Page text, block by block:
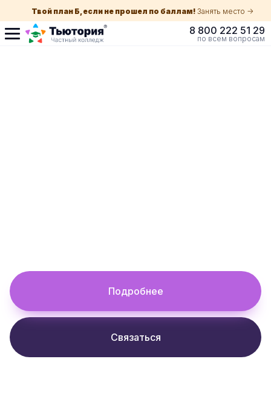
Твой план Б, если не прошел по баллам! Занять место ->
8 800 222 51 29
по всем вопросам
Подробнее
Связаться